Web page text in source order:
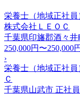
栄養士（地域正社
株式会社ＬＥＯＣ
千葉県印旛郡酒々井
250,000円〜250,000円
›
栄養士（地域正社
Ｃ
千葉県山武市 正社員